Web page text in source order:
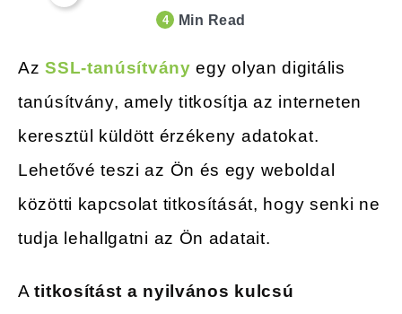
4 Min Read
AzSSL-tanúsítvány egy olyan digitális
tanúsítvány, amely titkosítja az interneten
keresztül küldött érzékeny adatokat.
Lehetővé teszi az Ön és egy weboldal
közötti kapcsolat titkosítását, hogy senki ne
tudja lehallgatni az Ön adatait.
Atitkosítást a nyilvános kulcsú